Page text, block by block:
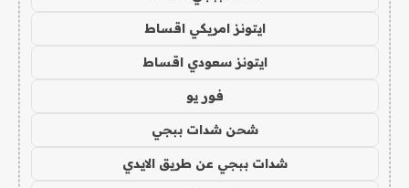
ايتونز امريكي اقساط
ايتونز سعودي اقساط
فور يو
شحن شدات ببجي
شدات ببجي عن طريق الايدي